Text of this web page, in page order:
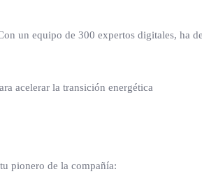
un equipo de 300 expertos digitales, ha
pionero de la compañía: